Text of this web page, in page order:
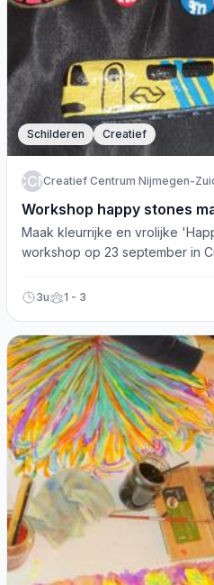
Schilderen Creatief
CCNCreatief Centrum Nijmegen-
Workshop happy stones
Maak kleurrijke en vrolijke
workshop op 23 september in
3u 1 - 3